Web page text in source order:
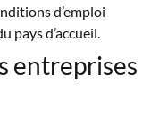
d’emploi
pays d’accueil.
entreprises